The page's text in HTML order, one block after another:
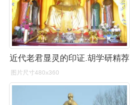
近代老君显灵的印证.胡学研精荐
图片尺寸480x360